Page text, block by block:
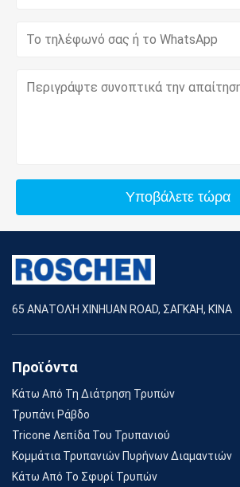
Υποβάλετε τώρα
65 ΑΝΑΤΟΛΉ XINHUAN ROAD, ΣΑΓΚΆΗ, ΚΊΝΑ
Προϊόντα
Κάτω Από Τη Διάτρηση Τρυπών
Τρυπάνι Ράβδο
Tricone Λεπίδα Του Τρυπανιού
Κομμάτια Τρυπανιών Πυρήνων Διαμαντιών
Κάτω Από Το Σφυρί Τρυπών